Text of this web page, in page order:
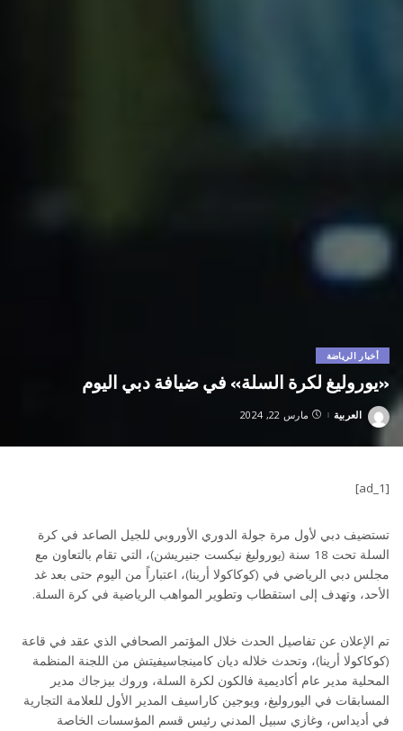
أخبار الرياضة
«يوروليغ لكرة السلة» في ضيافة دبي اليوم
Posted
العربية مارس 22, 2024
[ad_1]
تستضيف دبي لأول مرة جولة الدوري الأوروبي للجيل الصاعد في كرة
السلة تحت 18 سنة (يوروليغ نيكست جنيريشن)، التي تقام بالتعاون مع
مجلس دبي الرياضي في (كوكاكولا أرينا)، اعتباراً من اليوم حتى بعد غد
الأحد، وتهدف إلى استقطاب وتطوير المواهب الرياضية في كرة السلة.
تم الإعلان عن تفاصيل الحدث خلال المؤتمر الصحافي الذي عقد في قاعة
(كوكاكولا أرينا)، وتحدث خلاله ديان كامينجاسيفيتش من اللجنة المنظمة
المحلية مدير عام أكاديمية فالكون لكرة السلة، وروك بيزجاك مدير
المسابقات في اليوروليغ، ويوجين كاراسيف المدير الأول للعلامة التجارية
في أديداس، وغازي سبيل المدني رئيس قسم المؤسسات الخاصة